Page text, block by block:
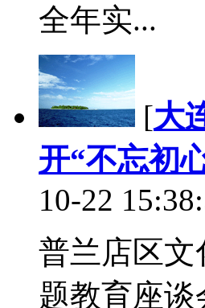
全年实...
[大
开“不忘初
10-22
普兰店区文
题教育座